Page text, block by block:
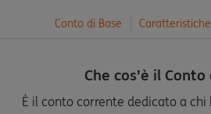
Conto di Base Caratteristiche
Che cos’è il Conto
È il conto corrente dedicato a chi